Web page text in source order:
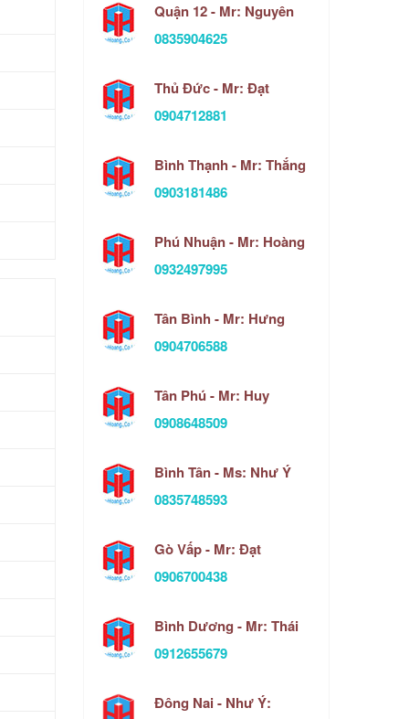
Quận 12 - Mr: Nguyên
0835904625
Thủ Đức - Mr: Đạt
0904712881
Bình Thạnh - Mr: Thắng
0903181486
Phú Nhuận - Mr: Hoàng
0932497995
Tân Bình - Mr: Hưng
0904706588
Tân Phú - Mr: Huy
0908648509
Bình Tân - Ms: Như Ý
0835748593
Gò Vấp - Mr: Đạt
0906700438
Bình Dương - Mr: Thái
0912655679
Đông Nai - Như Ý: